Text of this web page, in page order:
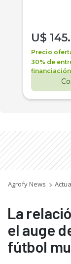
U$
Precio
30% de
financiación
Agrofy News
La
el auge
fútbol